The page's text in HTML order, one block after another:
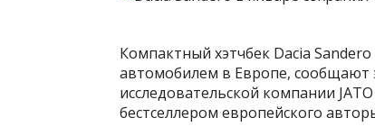
Компактный хэтчбек Dacia
автомобилем в Европе, сообщают
исследовательской компании
бестселлером европейского